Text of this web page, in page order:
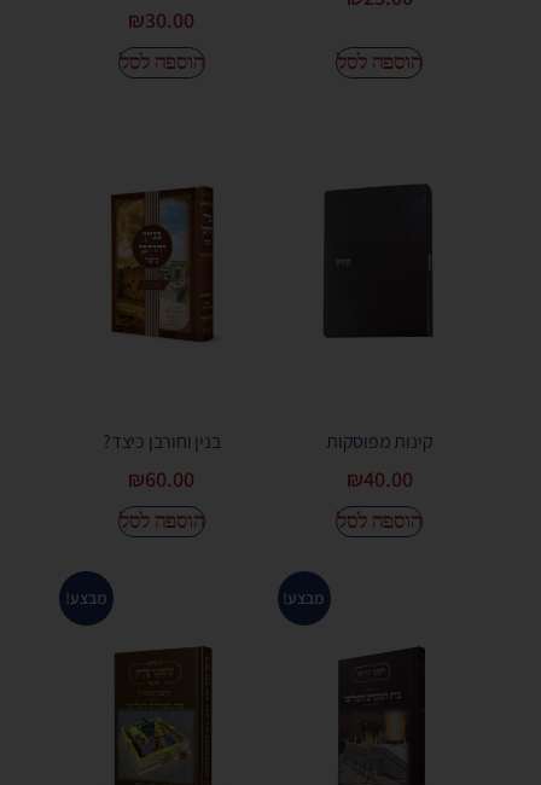
הוספה לסל
₪30.00
הוספה לסל
קינות מפוסקות
₪40.00
הוספה לסל
בנין וחורבן כיצד?
₪60.00
הוספה לסל
מבצע! מבצע!